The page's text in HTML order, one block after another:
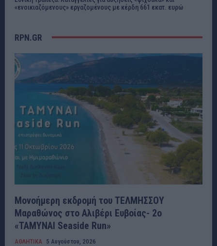
«ενοικιαζόμενους» εργαζομένους με κέρδη 661 εκατ. ευρώ
RPN.GR
Μονοήμερη εκδρομή του ΤΕΛΜΗΣΣΟΥ
Μαραθώνος στο Αλιβέρι Ευβοίας- 2ο
«ΤΑΜΥΝΑΙ Seaside Run»
ΑΘΛΗΤΙΚΑ 5 Αυγούστου, 2026